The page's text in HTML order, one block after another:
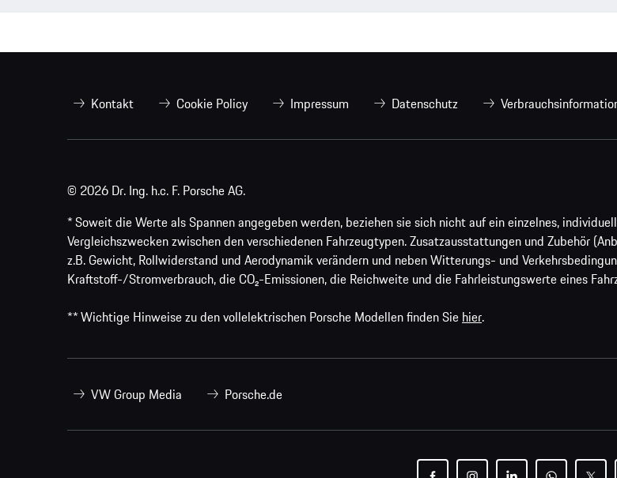
Kontakt Cookie Policy Impressum Datenschutz
© 2026 Dr. Ing. h.c. F. Porsche AG.
* Soweit die Werte als Spannen angegeben werden, beziehen sie sich nicht auf ein einzelnes,
Vergleichszwecken zwischen den verschiedenen Fahrzeugtypen. Zusatzausstattungen und Zubehör
z.B. Gewicht, Rollwiderstand und Aerodynamik verändern und neben Witterungs- und
Kraftstoff-/Stromverbrauch, die CO₂-Emissionen, die Reichweite und die Fahrleistungswerte eines
** Wichtige Hinweise zu den vollelektrischen Porsche Modellen finden Sie hier.
VW Group Media Porsche.de